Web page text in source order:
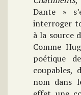
Dante »
interroger
à la source
Comme
poétique
coupables,
nom dans